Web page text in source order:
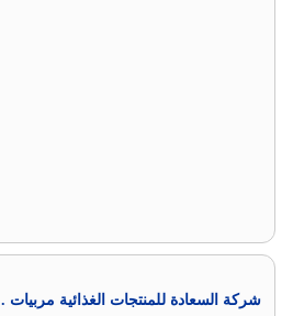
شركة السعادة للمنتجات الغذائية مربيات .